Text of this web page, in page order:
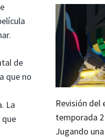
de
que no
La
que
Revisión del
temporada 2
Jugando